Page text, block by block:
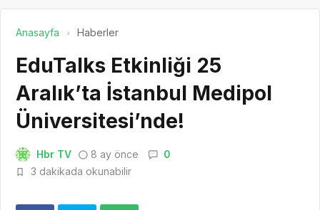
Anasayfa Haberler
EduTalks Etkinliği 25
Aralık’ta İstanbul Medipol
Üniversitesi’nde!
Hbr TV 8 ay önce
0
3 dakikada okunabilir